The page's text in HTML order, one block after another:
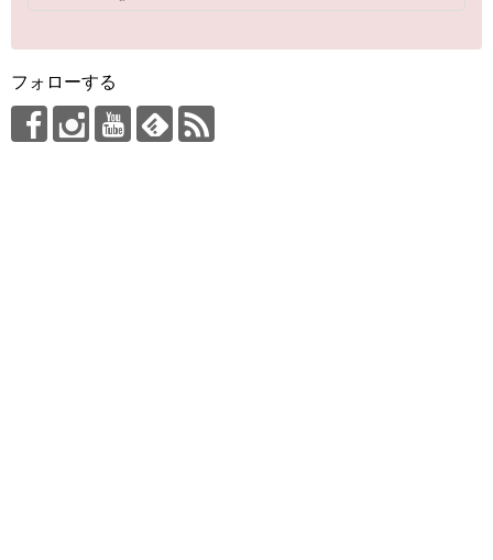
フォローする